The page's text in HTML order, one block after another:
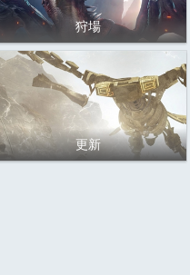
狩場
更新